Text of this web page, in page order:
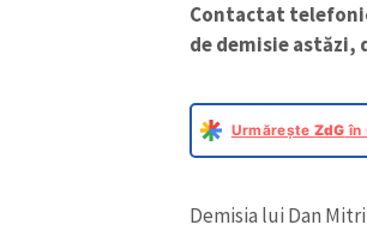
Contactat
de demisie
Urmărește ZdG în
Demisia lui Dan